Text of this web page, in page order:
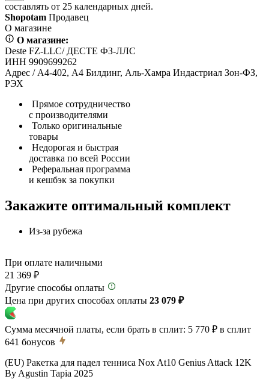
составлять от 25 календарных дней.
Shopotam Продавец
О магазине
О магазине:
Deste FZ-LLC/ ДЕСТЕ ФЗ-ЛЛС
ИНН 9909699262
Адрес / А4-402, А4 Билдинг, Аль-Хамра Индастриал Зон-ФЗ,
РЭХ
Прямое сотрудничество
с производителями
Только оригинальные
товары
Недорогая и быстрая
доставка по всей России
Реферальная программа
и кешбэк за покупки
Закажите оптимальный комплект
Из-за рубежа
При оплате наличными
21 369 ₽
Другие способы оплаты
Цена при других способах оплаты 23 079 ₽
Сумма месячной платы, если брать в сплит: 5 770 ₽ в сплит
641 бонусов
(EU) Ракетка для падел тенниса Nox At10 Genius Attack 12K
By Agustin Tapia 2025